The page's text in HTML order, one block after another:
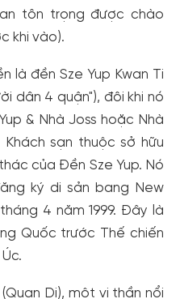
tôn trọng được chào
khi vào).
là đền Sze Yup Kwan Ti
dân 4 quận"), đôi khi nó
& Nhà Joss hoặc Nhà
sạn thuộc sở hữu
của Đền Sze Yup. Nó
ký di sản bang New
4 năm 1999. Đây là
Quốc trước Thế chiến
Di), một vị thần nổi
- nhận nhiều ưu